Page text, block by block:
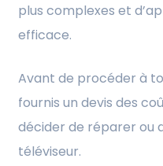
plus complexes et
efficace.
Avant de procéder à
fournis un devis des
décider de réparer ou
téléviseur.